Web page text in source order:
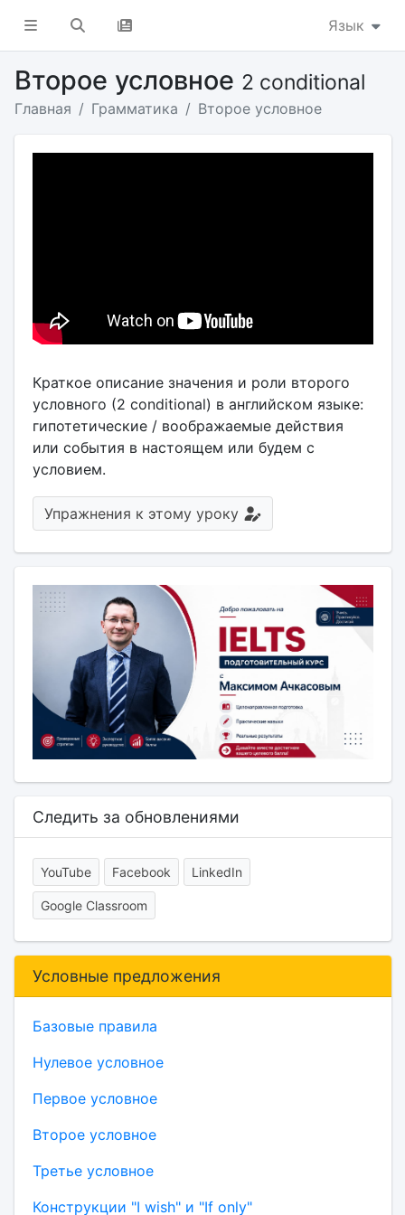
Язык
Второе условное 2 conditional
Главная Грамматика Второе условное
Краткое описание значения и роли второго
условного (2 conditional) в английском языке:
гипотетические / воображаемые действия
или события в настоящем или будем с
условием.
Упражнения к этому уроку
Следить за обновлениями
YouTube Facebook LinkedIn
Google Classroom
Условные предложения
Базовые правила
Нулевое условное
Первое условное
Второе условное
Третье условное
Конструкции "I wish" и "If only"